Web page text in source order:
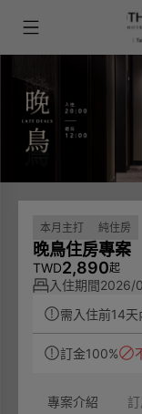
本月主打 純住房
晚鳥住房專案
TWD2,890起
入住期間2026/
需入住前14天
訂金100%
專案介紹